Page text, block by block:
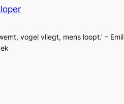
vogel vliegt, mens loopt.’ – Emil